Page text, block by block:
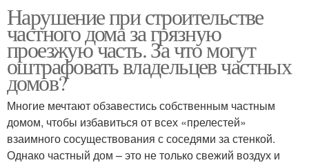
Нарушение при строительстве
частного дома за грязную
проезжую часть. За что могут
оштрафовать владельцев частных
домов?
Многие мечтают обзавестись собственным частным
домом, чтобы избавиться от всех «прелестей»
взаимного сосуществования с соседями за стенкой.
Однако частный дом – это не только свежий воздух и